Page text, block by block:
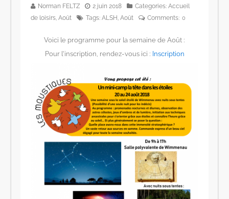
Norman FELTZ 2 juin 2018 Categories:Accueil
de loisirs,Août Tags:ALSH ,Août Comments: 0
Voici le programme pour la semaine de Août :
Pour l’inscription, rendez-vous ici : Inscription